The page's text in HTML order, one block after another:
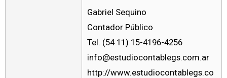
Gabriel Sequino
Contador Público
Tel. (54 11) 15-4196-4256
info@estudiocontablegs.com.ar
http://www.estudiocontablegs.co